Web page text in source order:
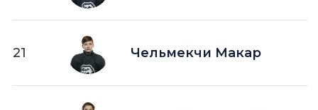
21 Чельмекчи Макар